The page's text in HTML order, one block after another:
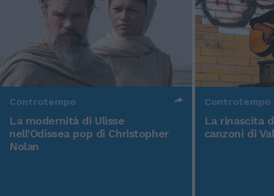
Controtempo
La modernità di Ulisse
nell'Odissea pop di Christopher
Nolan
Controtempo
La rinascita
canzoni di